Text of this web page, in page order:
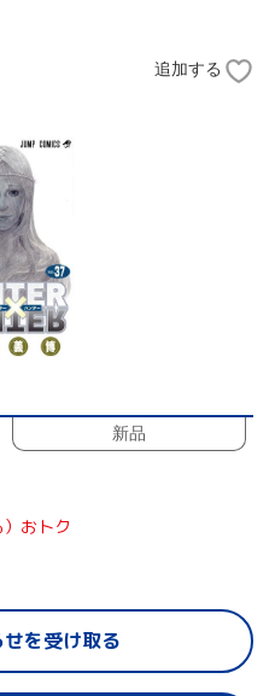
追加する
新品
おトク
を受け取る